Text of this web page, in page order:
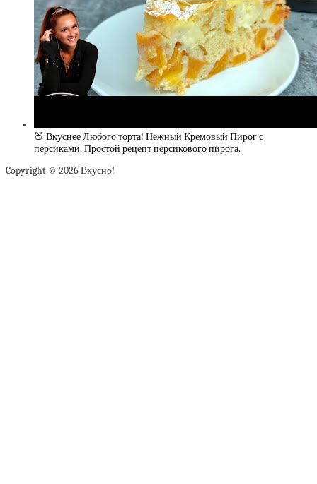
🍑 Вкуснее Любого торта! Нежный Кремовый Пирог с
персиками. Простой рецепт персикового пирога.
Copyright © 2026 Вкусно!